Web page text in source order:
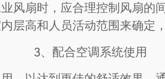
风扇时，应合理控制风扇的
层高和人员活动范围来确定
3、配合空调系统使用